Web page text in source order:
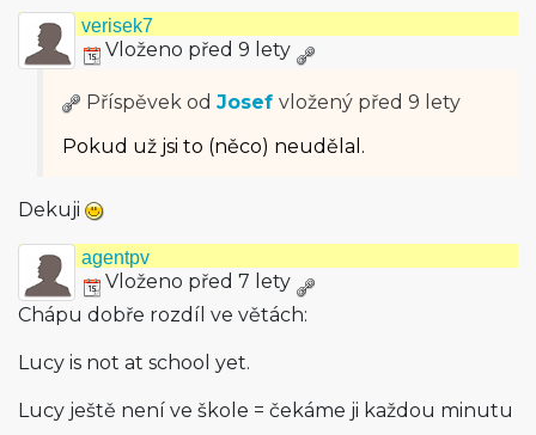
verisek7
Vloženo před 9 lety
Příspěvek od Josef vložený před 9 lety
Pokud už jsi to (něco) neudělal.
Dekuji
agentpv
Vloženo před 7 lety
Chápu dobře rozdíl ve větách:
Lucy is not at school yet.
Lucy ještě není ve škole = čekáme ji každou minutu